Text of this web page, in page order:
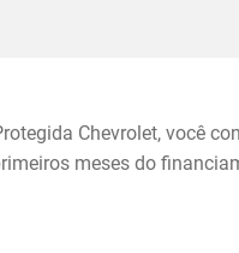
Chevrolet, você
meses do